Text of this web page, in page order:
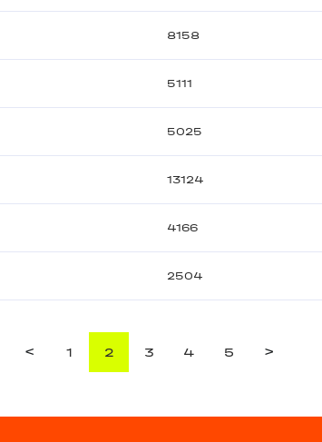
8158
5111
5025
13124
4166
2504
< 1 2 3 4 5 >